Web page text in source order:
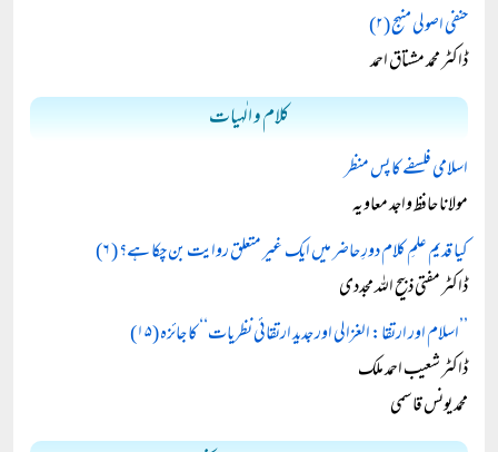
حنفی اصولی منہج (۲)
ڈاکٹر محمد مشتاق احمد
کلام و الٰہیات
اسلامی فلسفے کا پس منظر
مولانا حافظ واجد معاویہ
کیا قدیم علمِ کلام دورِ حاضر میں ایک غیر متعلق روایت بن چکا ہے؟ ( ۶)
ڈاکٹر مفتی ذبیح اللہ مجددی
’’اسلام اور ارتقا: الغزالی اور جدید ارتقائی نظریات‘‘ کا جائزہ (۱۵)
ڈاکٹر شعیب احمد ملک
محمد یونس قاسمی